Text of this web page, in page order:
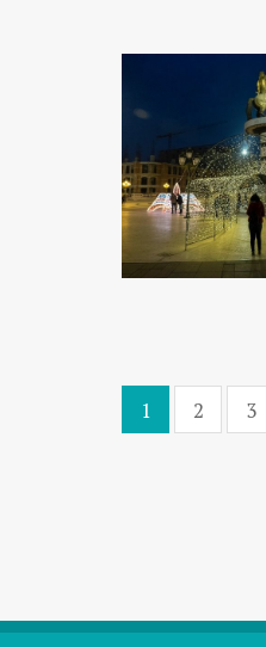
1 2 3